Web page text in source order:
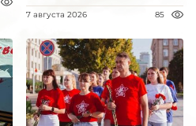
7 августа 2026 85